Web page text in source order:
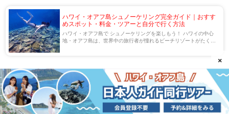
ハワイ・オアフ島シュノーケリング完全ガイド｜おすす
めスポット・料金・ツアーと自分で行く方法
ハワイ・オアフ島で シュノーケリングを楽しもう！ ハワイの中心
地・オアフ島は、世界中の旅行者が憧れるビーチリゾートがたくさ
ダイビング
×